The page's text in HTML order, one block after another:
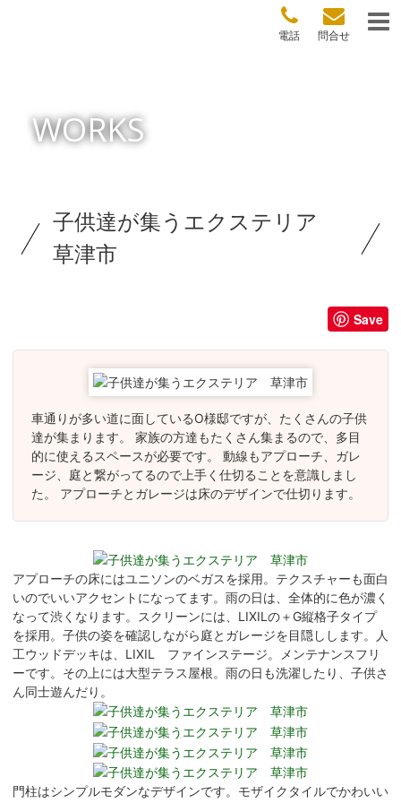
問合せ
電話
WORKS
子供達が集うエクステリア
草津市
Save
車通りが多い道に面しているO様邸ですが、たくさんの子供
達が集まります。 家族の方達もたくさん集まるので、多目
的に使えるスペースが必要です。 動線もアプローチ、ガレ
ージ、庭と繋がってるので上手く仕切ることを意識しまし
た。 アプローチとガレージは床のデザインで仕切ります。
アプローチの床にはユニソンのベガスを採用。テクスチャーも面白
いのでいいアクセントになってます。雨の日は、全体的に色が濃く
なって渋くなります。スクリーンには、LIXILの＋G縦格子タイプ
を採用。子供の姿を確認しながら庭とガレージを目隠しします。人
工ウッドデッキは、LIXIL ファインステージ。メンテナンスフリ
ーです。その上には大型テラス屋根。雨の日も洗濯したり、子供さ
ん同士遊んだり。
門柱はシンプルモダンなデザインです。モザイクタイルでかわいい